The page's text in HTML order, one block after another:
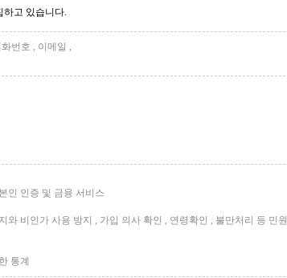
하고 있습니다.
번호 , 이메일 ,
인 인증 및 금융 서비스
비인가 사용 방지 , 가입 의사 확인 , 연령확인 , 불만처리 등 민원
통계